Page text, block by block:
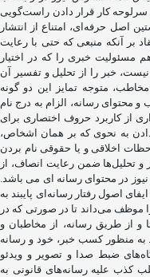
کار قرار دادن راست‌گویی
اصل حرفه‌ای، امتناع از انتشار
بر آنکه منبعی که حتی با رعایت
خبری را که در اختیار
خبر را از تحلیل و تفسیر آن
متوجه تمایز این دو گونه
محتوای رسانه، الزام به درج نام
از کاربرد حروف اختصاری برای
به نحوی که بر همان اشخاص،
اخلاقی و یا حقوقی نام بردن
و تحلیل‌ها ضمن رعایت انصاف، از
در محتوای رسانه ای می باشد.
اصول رفتار رسانه‌ای پایبند به
موظف می‌داند تا در صورتی که در
و از طریق رسانه، از مخاطبان و
به منظور کسب خبر، خود و رسانه
ضبط صدا و تصویر و ویدئو
کذب علیه رسانه‌های قانونی به